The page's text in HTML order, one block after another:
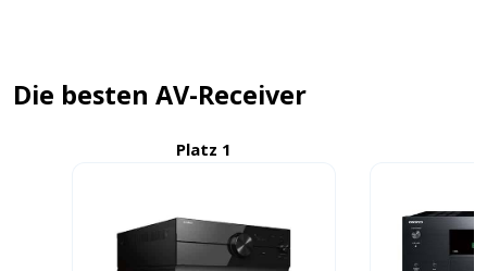
Die besten AV-Receiver
Platz 1